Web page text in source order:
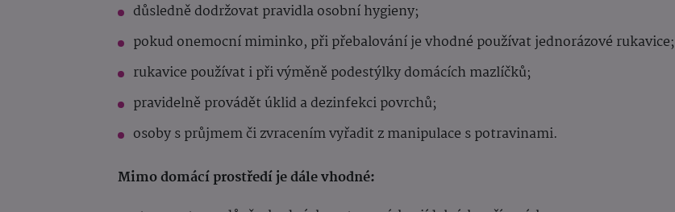
důsledně dodržovat pravidla osobní hygieny;
pokud onemocní miminko, při přebalování je vhodné používat jednorázové rukavice;
rukavice používat i při výměně podestýlky domácích mazlíčků;
pravidelně provádět úklid a dezinfekci povrchů;
osoby s průjmem či zvracením vyřadit z manipulace s potravinami.
Mimo domácí prostředí je dále vhodné: